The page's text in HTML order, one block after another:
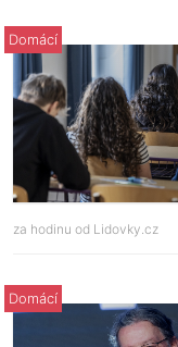
Domácí
za hodinu od Lidovky.cz
Domácí